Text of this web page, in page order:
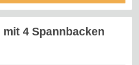
4 Spannbacken